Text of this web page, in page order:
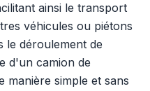
ainsi le transport
véhicules ou piétons
le déroulement de
d'un camion de
manière simple et sans